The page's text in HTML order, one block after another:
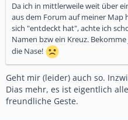
Da ich in mittlerweile weit über
aus dem Forum auf meiner Map
sich "entdeckt hat", achte ich
Namen bzw ein Kreuz.
die Nase!
Geht mir (leider) auch so.
Dias mehr, es ist eigentlich
freundliche Geste.